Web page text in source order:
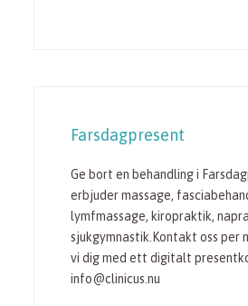
Farsdagpresent
Ge bort en behandling i
erbjuder massage,
lymfmassage, kiropraktik,
sjukgymnastik.Kontakt oss per
vi dig med ett digitalt
info@clinicus.nu